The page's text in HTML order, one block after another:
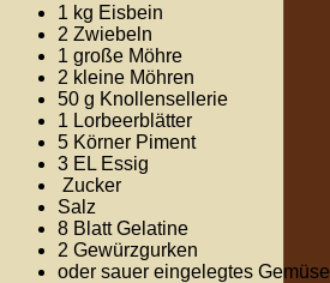
1 kg Eisbein
2 Zwiebeln
1 große Möhre
2 kleine Möhren
50 g Knollensellerie
1 Lorbeerblätter
5 Körner Piment
3 EL Essig
Zucker
Salz
8 Blatt Gelatine
2 Gewürzgurken
oder sauer eingelegtes Gemüse